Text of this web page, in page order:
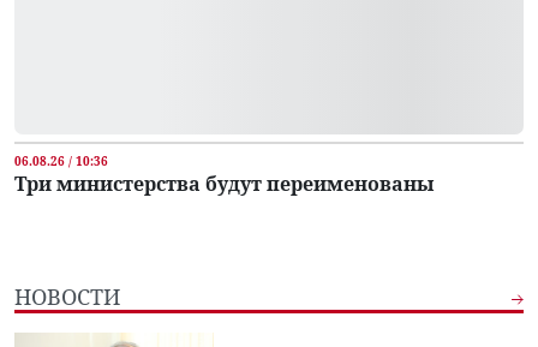
06.08.26 / 10:36
Три министерства будут переименованы
НОВОСТИ